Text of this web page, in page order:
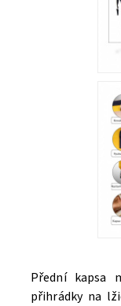
Přední kapsa
přihrádky na